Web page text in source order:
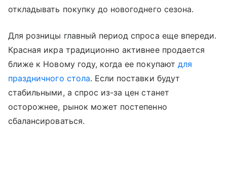
откладывать покупку до новогоднего сезона.
Для розницы главный период спроса еще впереди.
Красная икра традиционно активнее продается
ближе к Новому году, когда ее покупают для
праздничного стола. Если поставки будут
стабильными, а спрос из-за цен станет
осторожнее, рынок может постепенно
сбалансироваться.